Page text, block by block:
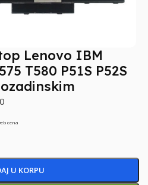
Lenovo IBM
T580 P51S P52S
cena
U KORPU